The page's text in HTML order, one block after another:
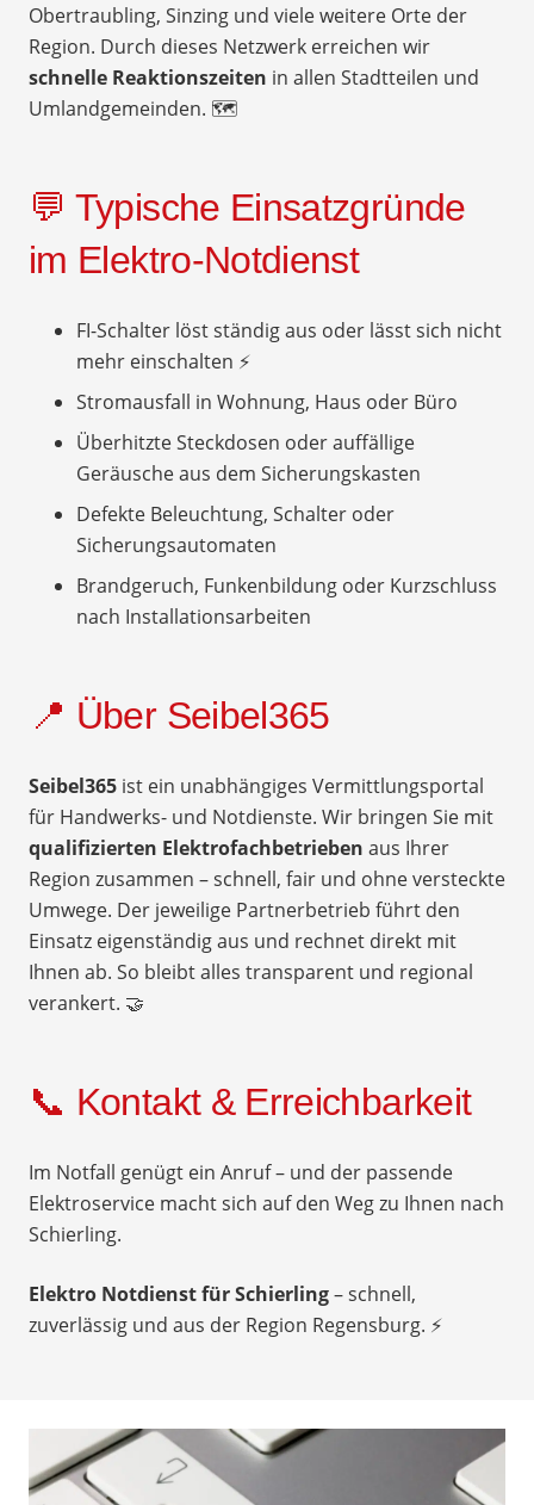
Obertraubling, Sinzing und viele weitere Orte der
Region. Durch dieses Netzwerk erreichen wir
schnelle Reaktionszeiten in allen Stadtteilen und
Umlandgemeinden. 🗺️
💬 Typische Einsatzgründe
im Elektro-Notdienst
FI-Schalter löst ständig aus oder lässt sich nicht
mehr einschalten ⚡
Stromausfall in Wohnung, Haus oder Büro
Überhitzte Steckdosen oder auffällige
Geräusche aus dem Sicherungskasten
Defekte Beleuchtung, Schalter oder
Sicherungsautomaten
Brandgeruch, Funkenbildung oder Kurzschluss
nach Installationsarbeiten
📍 Über Seibel365
Seibel365 ist ein unabhängiges Vermittlungsportal
für Handwerks- und Notdienste. Wir bringen Sie mit
qualifizierten Elektrofachbetrieben aus Ihrer
Region zusammen – schnell, fair und ohne versteckte
Umwege. Der jeweilige Partnerbetrieb führt den
Einsatz eigenständig aus und rechnet direkt mit
Ihnen ab. So bleibt alles transparent und regional
verankert. 🤝
📞 Kontakt & Erreichbarkeit
Im Notfall genügt ein Anruf – und der passende
Elektroservice macht sich auf den Weg zu Ihnen nach
Schierling.
Elektro Notdienst für Schierling– schnell,
zuverlässig und aus der Region Regensburg. ⚡